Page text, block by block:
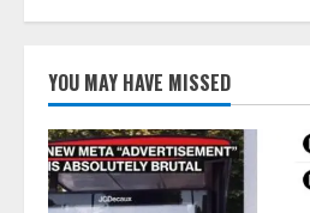
YOU MAY HAVE MISSED